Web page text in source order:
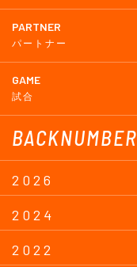
PARTNER
パートナー
GAME
試合
BACKNUMBER
2026
2024
2022